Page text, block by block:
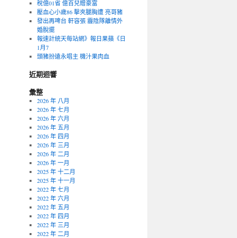
稅億01省 億百兒贈豪富
壓血心小歲86 擊夾腿胸遭 亮哥豬
發出再啤台 軒容張 霾陰隊離情外
婚脫擺
報速計統天每站網》報日果蘋《日
1月7
頭豬扮遠永唱主 機汁果肉血
近期迴響
彙整
2026 年 八月
2026 年 七月
2026 年 六月
2026 年 五月
2026 年 四月
2026 年 三月
2026 年 二月
2026 年 一月
2025 年 十二月
2025 年 十一月
2022 年 七月
2022 年 六月
2022 年 五月
2022 年 四月
2022 年 三月
2022 年 二月